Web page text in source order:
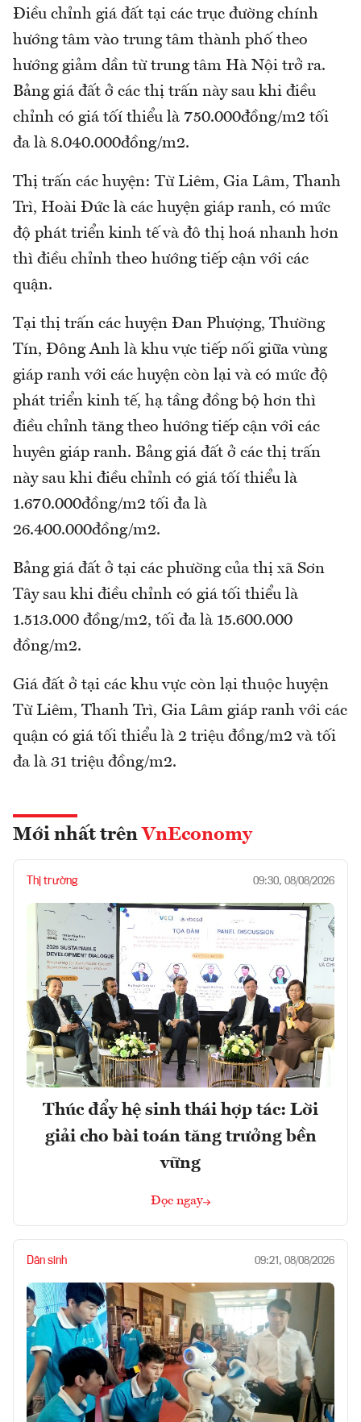
Điều chỉnh giá đất tại các trục đường chính
hướng tâm vào trung tâm thành phố theo
hướng giảm dần từ trung tâm Hà Nội trở ra.
Bảng giá đất ở các thị trấn này sau khi điều
chỉnh có giá tốí thiểu là 750.000đồng/m2 tối
đa là 8.040.000đồng/m2.
Thị trấn các huyện: Từ Liêm, Gia Lâm, Thanh
Trì, Hoài Đức là các huyện giáp ranh, có mức
độ phát triển kinh tế và đô thị hoá nhanh hơn
thì điều chỉnh theo hướng tiếp cận với các
quận.
Tại thị trấn các huyện Đan Phượng, Thường
Tín, Đông Anh là khu vực tiếp nối giữa vùng
giáp ranh với các huyện còn lại và có mức độ
phát triển kinh tế, hạ tầng đồng bộ hơn thì
điều chỉnh tăng theo hướng tiếp cận với các
huyên giáp ranh. Bảng giá đất ở các thị trấn
này sau khi điều chỉnh có giá tốí thiểu là
1.670.000đồng/m2 tối đa là
26.400.000đồng/m2.
Bảng giá đất ở tại các phường của thị xã Sơn
Tây sau khi điều chỉnh có giá tối thiểu là
1.513.000 đồng/m2, tối đa là 15.600.000
đồng/m2.
Giá đất ở tại các khu vực còn lại thuộc huyện
Từ Liêm, Thanh Trì, Gia Lâm giáp ranh với các
quận có giá tối thiểu là 2 triệu đồng/m2 và tối
đa là 31 triệu đồng/m2.
Mới nhất trên VnEconomy
Thị trường 09:30, 08/08/2026
Thúc đẩy hệ sinh thái hợp tác: Lời
giải cho bài toán tăng trưởng bền
vững
Đọc ngay
Dân sinh 09:21, 08/08/2026